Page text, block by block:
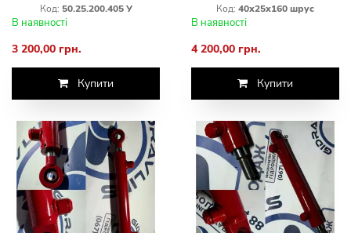
МТЗ універсальний
Код: 50.25.200.405 У
В наявності
3 200,00 грн.
Купити
під насос Дозатор
Код: 40х25х160 шрус
В наявності
4 200,00 грн.
Купити